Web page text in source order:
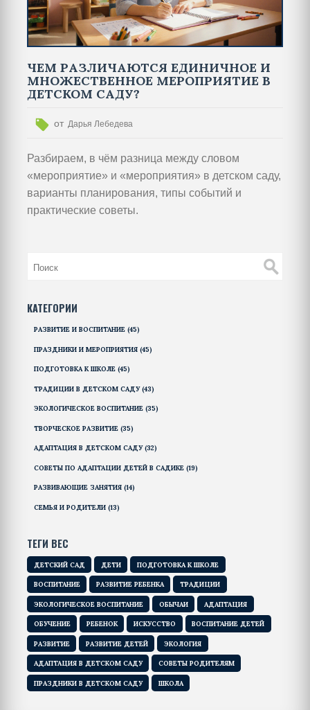
ЧЕМ РАЗЛИЧАЮТСЯ ЕДИНИЧНОЕ И
МНОЖЕСТВЕННОЕ МЕРОПРИЯТИЕ В
ДЕТСКОМ САДУ?
от Дарья Лебедева
Разбираем, в чём разница между словом
«мероприятие» и «мероприятия» в детском саду,
варианты планирования, типы событий и
практические советы.
КАТЕГОРИИ
РАЗВИТИЕ И ВОСПИТАНИЕ (45)
ПРАЗДНИКИ И МЕРОПРИЯТИЯ (45)
ПОДГОТОВКА К ШКОЛЕ (45)
ТРАДИЦИИ В ДЕТСКОМ САДУ(43)
ЭКОЛОГИЧЕСКОЕ ВОСПИТАНИЕ (35)
ТВОРЧЕСКОЕ РАЗВИТИЕ (35)
АДАПТАЦИЯ В ДЕТСКОМ САДУ(32)
СОВЕТЫ ПО АДАПТАЦИИ ДЕТЕЙ В САДИКЕ (19)
РАЗВИВАЮЩИЕ ЗАНЯТИЯ (14)
СЕМЬЯ И РОДИТЕЛИ (13)
ТЕГИ ВЕС
ДЕТСКИЙ САД ДЕТИ ПОДГОТОВКА К ШКОЛЕ
ВОСПИТАНИЕ РАЗВИТИЕ РЕБЕНКА ТРАДИЦИИ
ЭКОЛОГИЧЕСКОЕ ВОСПИТАНИЕ ОБЫЧАИ АДАПТАЦИЯ
ОБУЧЕНИЕ РЕБЕНОК ИСКУССТВО ВОСПИТАНИЕ ДЕТЕЙ
РАЗВИТИЕ РАЗВИТИЕ ДЕТЕЙ ЭКОЛОГИЯ
АДАПТАЦИЯ В ДЕТСКОМ САДУ СОВЕТЫ РОДИТЕЛЯМ
ПРАЗДНИКИ В ДЕТСКОМ САДУ ШКОЛА